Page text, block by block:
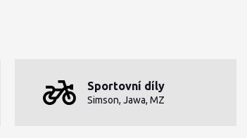
Sportovní díly
Simson, Jawa, MZ